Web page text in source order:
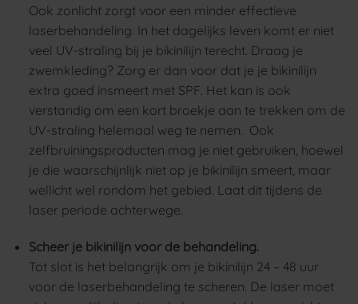
Ook zonlicht zorgt voor een minder effectieve
laserbehandeling. In het dagelijks leven komt er niet
veel UV-straling bij je bikinilijn terecht. Draag je
zwemkleding? Zorg er dan voor dat je je bikinilijn
extra goed insmeert met SPF. Het kan is ook
verstandig om een kort broekje aan te trekken om de
UV-straling helemaal weg te nemen. Ook
zelfbruiningsproducten mag je niet gebruiken, hoewel
je die waarschijnlijk niet op je bikinilijn smeert, maar
wellicht wel rondom het gebied. Laat dit tijdens de
laser periode achterwege.
Scheer je bikinilijn voor de behandeling.
Tot slot is het belangrijk om je bikinilijn 24 – 48 uur
voor de laserbehandeling te scheren. De laser moet